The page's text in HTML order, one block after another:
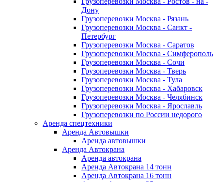
Дону
Грузоперевозки Москва - Рязань
Грузоперевозки Москва - Санкт -
Петербург
Грузоперевозки Москва - Саратов
Грузоперевозки Москва - Симферополь
Грузоперевозки Москва - Сочи
Грузоперевозки Москва - Тверь
Грузоперевозки Москва - Тула
Грузоперевозки Москва - Хабаровск
Грузоперевозки Москва - Челябинск
Грузоперевозки Москва - Ярославль
Грузоперевозки по России недорого
Аренда спецтехники
Аренда Автовышки
Аренда автовышки
Аренда Автокрана
Аренда автокрана
Аренда Автокрана 14 тонн
Аренда Автокрана 16 тонн